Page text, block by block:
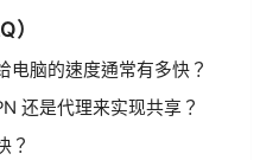
）
电脑的速度通常有多快？
还是代理来实现共享？
？